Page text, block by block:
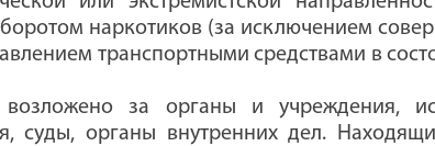
наркотиков (за исключением
транспортными средствами в
возложено за органы и учреждения,
суды, органы внутренних дел.